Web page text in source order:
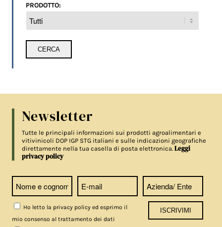
PRODOTTO:
Newsletter
Tutte le principali informazioni sui prodotti agroalimentari e
vitivinicoli DOP IGP STG italiani e sulle indicazioni geografiche
direttamente nella tua casella di posta elettronica.Leggi
privacy policy
Ho letto la privacy policy ed esprimo il
mio consenso al trattamento dei dati